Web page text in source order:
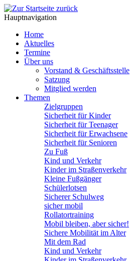
Hauptnavigation
Home
Aktuelles
Termine
Über uns
Vorstand & Geschäftsstelle
Satzung
Mitglied werden
Themen
Zielgruppen
Sicherheit für Kinder
Sicherheit für Teenager
Sicherheit für Erwachsene
Sicherheit für Senioren
Zu Fuß
Kind und Verkehr
Kinder im Straßenverkehr
Kleine Fußgänger
Schülerlotsen
Sicherer Schulweg
sicher mobil
Rollatortraining
Mobil bleiben, aber sicher!
Sichere Mobilität im Alter
Mit dem Rad
Kind und Verkehr